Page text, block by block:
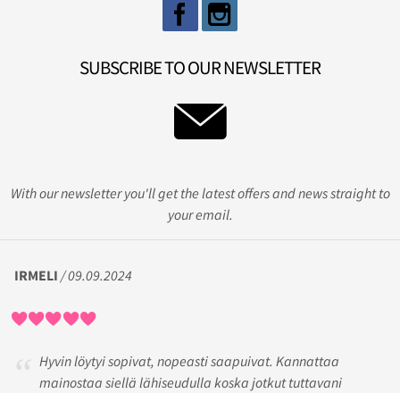
SUBSCRIBE TO OUR NEWSLETTER
With our newsletter you'll get the latest offers and news straight to
your email.
IRMELI / 09.09.2024
Hyvin löytyi sopivat, nopeasti saapuivat. Kannattaa
mainostaa siellä lähiseudulla koska jotkut tuttavani